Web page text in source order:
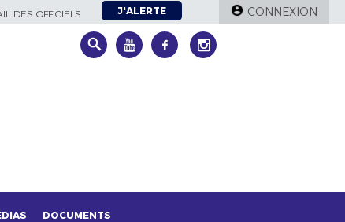
DES OFFICIELS J'ALERTE CONNEXION
DOCUMENTS